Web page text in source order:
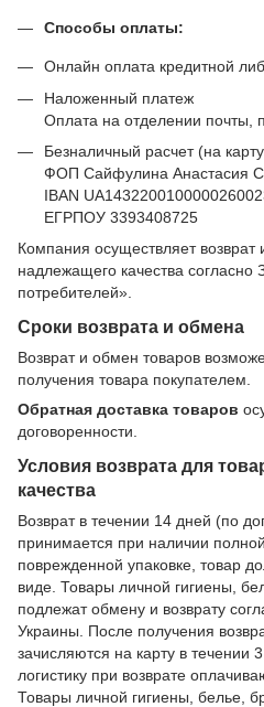
Способы оплаты:
Онлайн оплата кредитной
Наложенный платеж
Оплата на отделении почты,
Безналичный расчет (на
ФОП Сайфулина Анастасия
IBAN
ЕГРПОУ 3393408725
Компания осуществляет возврат
надлежащего качества согласно
потребителей».
Сроки возврата и обмена
Возврат и обмен товаров
получения товара покупателем.
Обратная доставка товаров
договоренности.
Условия возврата для
качества
Возврат в течении 14 дней (по
принимается при наличии
поврежденной упаковке, товар
виде. Товары личной гигиены,
подлежат обмену и возврату
Украины. После получения
зачисляются на карту в течении
логистику при возврате
Товары личной гигиены, белье,